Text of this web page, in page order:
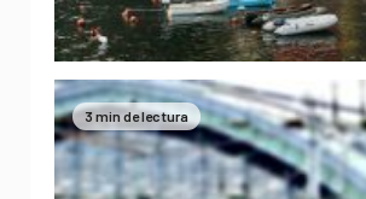
3 min de lectura